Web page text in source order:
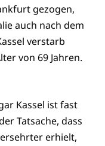
gezogen,
auch nach dem
verstarb
von 69 Jahren.
Kassel ist fast
Tatsache, dass
erhielt,